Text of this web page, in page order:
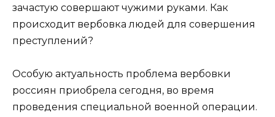
зачастую совершают чужими руками. Как
происходит вербовка людей для совершения
преступлений?
Особую актуальность проблема вербовки
россиян приобрела сегодня, во время
проведения специальной военной операции.